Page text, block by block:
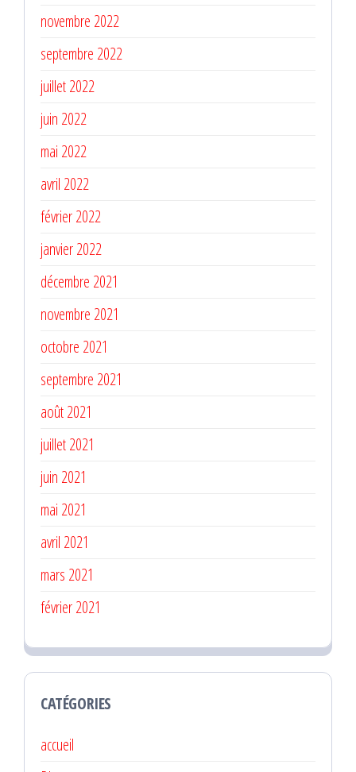
novembre 2022
septembre 2022
juillet 2022
juin 2022
mai 2022
avril 2022
février 2022
janvier 2022
décembre 2021
novembre 2021
octobre 2021
septembre 2021
août 2021
juillet 2021
juin 2021
mai 2021
avril 2021
mars 2021
février 2021
CATÉGORIES
accueil